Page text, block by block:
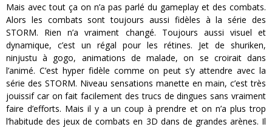
Mais avec tout ça on n’a pas parlé du gameplay et des combats.
Alors les combats sont toujours aussi fidèles à la série des
STORM. Rien n’a vraiment changé. Toujours aussi visuel et
dynamique, c’est un régal pour les rétines. Jet de shuriken,
ninjustu à gogo, animations de malade, on se croirait dans
l’animé. C’est hyper fidèle comme on peut s’y attendre avec la
série des STORM. Niveau sensations manette en main, c’est très
jouissif car on fait facilement des trucs de dingues sans vraiment
faire d’efforts. Mais il y a un coup à prendre et on n’a plus trop
l’habitude des jeux de combats en 3D dans de grandes arènes. Il